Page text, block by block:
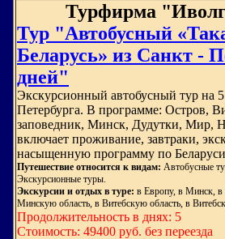
Турфирма
Тур "Автобусный
Беларусь» из Санкт -
дней"
Экскурсионный автобусный тур на
Петербурга. В программе: Остров,
заповедник, Минск, Дудутки, Мир,
включает проживание, завтраки,
насыщенную программу по
Путешествие относится к видам: Автобусные
Экскурсионные туры.
Экскурсии и отдых в туре: в Европу, в Минск, в
Минскую область, в Витебскую область, в
Продолжительность в днях: 5
Стоимость: 49400 руб. без переезда